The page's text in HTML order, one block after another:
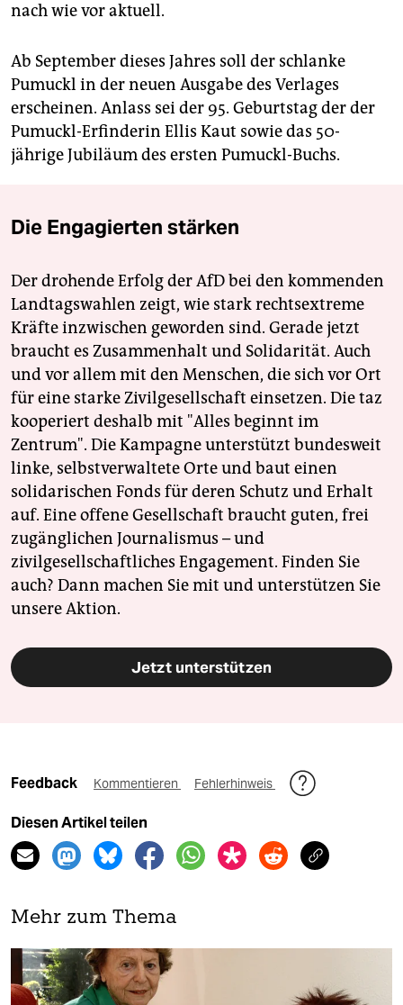
nach wie vor aktuell.
Ab September dieses Jahres soll der schlanke
Pumuckl in der neuen Ausgabe des Verlages
erscheinen. Anlass sei der 95. Geburtstag der der
Pumuckl-Erfinderin Ellis Kaut sowie das 50-
jährige Jubiläum des ersten Pumuckl-Buchs.
Die Engagierten stärken
Der drohende Erfolg der AfD bei den kommenden
Landtagswahlen zeigt, wie stark rechtsextreme
Kräfte inzwischen geworden sind. Gerade jetzt
braucht es Zusammenhalt und Solidarität. Auch
und vor allem mit den Menschen, die sich vor Ort
für eine starke Zivilgesellschaft einsetzen. Die taz
kooperiert deshalb mit "Alles beginnt im
Zentrum". Die Kampagne unterstützt bundesweit
linke, selbstverwaltete Orte und baut einen
solidarischen Fonds für deren Schutz und Erhalt
auf. Eine offene Gesellschaft braucht guten, frei
zugänglichen Journalismus – und
zivilgesellschaftliches Engagement. Finden Sie
auch? Dann machen Sie mit und unterstützen Sie
unsere Aktion.
Jetzt unterstützen
Feedback Kommentieren Fehlerhinweis
Diesen Artikel teilen
Mehr zum Thema